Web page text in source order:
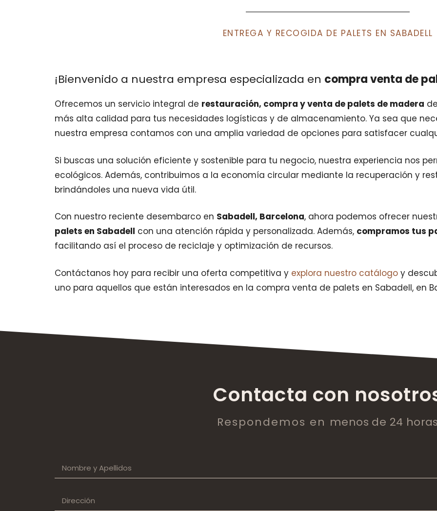
ENTREGA Y RECOGIDA DE PALETS EN SABADELL
¡Bienvenido a nuestra empresa especializada en compra venta de
Ofrecemos un servicio integral de restauración, compra y venta de palets de madera
más alta calidad para tus necesidades logísticas y de almacenamiento. Ya sea que
nuestra empresa contamos con una amplia variedad de opciones para satisfacer
Si buscas una solución eficiente y sostenible para tu negocio, nuestra experiencia nos
ecológicos. Además, contribuimos a la economía circular mediante la recuperación y
brindándoles una nueva vida útil.
Con nuestro reciente desembarco en Sabadell, Barcelona, ahora podemos ofrecer
palets en Sabadell con una atención rápida y personalizada. Además, compramos tus
facilitando así el proceso de reciclaje y optimización de recursos.
Contáctanos hoy para recibir una oferta competitiva y explora nuestro catálogo y
uno para aquellos que están interesados en la compra venta de palets en Sabadell, en
Contacta con
Respondemos en menos de 24